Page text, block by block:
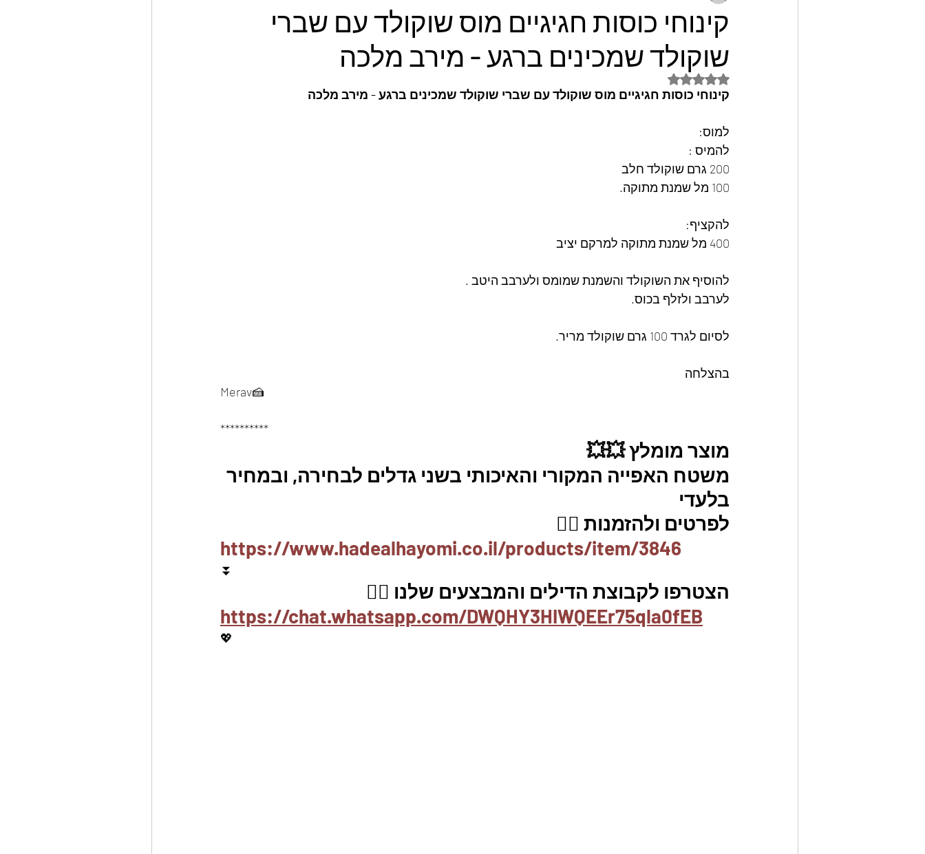
קינוחי כוסות חגיגיים מוס שוקולד עם שברי
שוקולד שמכינים ברגע - מירב מלכה
דירוג של NaN מתוך 5 כוכבים
קינוחי כוסות חגיגיים מוס שוקולד עם שברי שוקולד שמכינים ברגע - מירב מלכה
למוס:
להמיס :
200 גרם שוקולד חלב
100 מל שמנת מתוקה.
להקציף:
400 מל שמנת מתוקה למרקם יציב
להוסיף את השוקולד והשמנת שמומס ולערבב היטב .
לערבב ולזלף בכוס.
לסיום לגרד 100 גרם שוקולד מריר.
בהצלחה
Merav🍰
**********
מוצר מומלץ 💥💥
משטח האפייה המקורי והאיכותי בשני גדלים לבחירה, ובמחיר
בלעדי
לפרטים ולהזמנות 👇🏼
https://www.hadealhayomi.co.il/products/item/3846
⏬
הצטרפו לקבוצת הדילים והמבצעים שלנו 👇🏽
https://chat.whatsapp.com/DWQHY3HIWQEEr75qla0fEB
💖